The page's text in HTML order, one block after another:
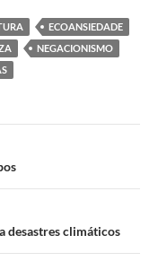
ECOANSIEDADE
NEGACIONISMO
desastres climáticos